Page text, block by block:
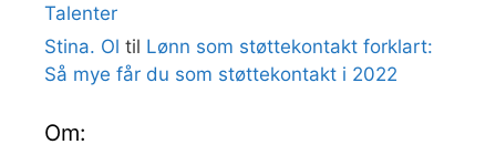
Talenter
Stina. Ol til Lønn som støttekontakt forklart:
Så mye får du som støttekontakt i 2022
Om: